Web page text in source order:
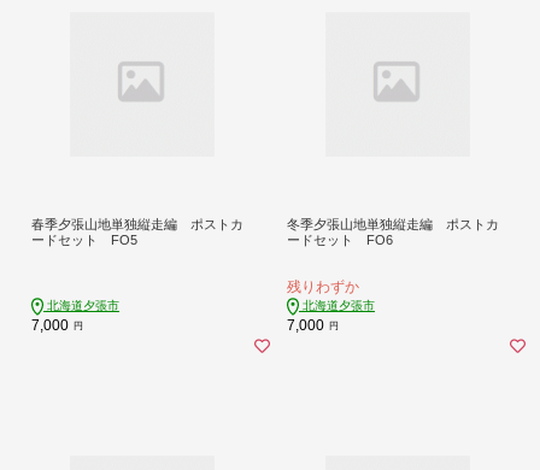
春季夕張山地単独縦走編 ポストカ
ードセット FO5
北海道夕張市
7,000 円
冬季夕張山地単独縦走編 ポストカ
ードセット FO6
残りわずか
北海道夕張市
7,000 円